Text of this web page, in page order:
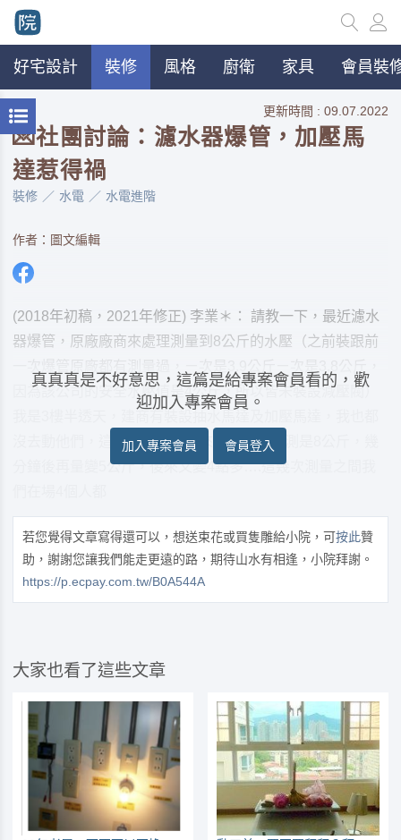
好宅設計 裝修 風格 廚衛 家具 會員裝
更新時間 : 09.07.2022
💌社團討論：濾水器爆管，加壓馬
達惹得禍
裝修 水電 水電進階
作者：圖文編輯
(2018年初稿，2021年修正) 李業＊： 請教一下，最近濾水
器爆管，原廠廠商來處理測量到8公斤的水壓（之前裝跟前
因為該公司的安全水壓值是4公斤，所以皆未裝設減壓閥）
沒去動他們，這次濾水器廠商來，ㄧ開始檢測是8公斤，幾
分鐘後再量變5公斤，後來又變4點多….這幾次測量之間我
真真真是不好意思，這篇是給專案會員看的，歡
迎加入專案會員。
加入專案會員 會員登入
若您覺得文章寫得還可以，想送束花或買隻雕給小院，可按此贊
助，謝謝您讓我們能走更遠的路，期待山水有相逢，小院拜謝。
https://p.ecpay.com.tw/B0A544A
大家也看了這些文章